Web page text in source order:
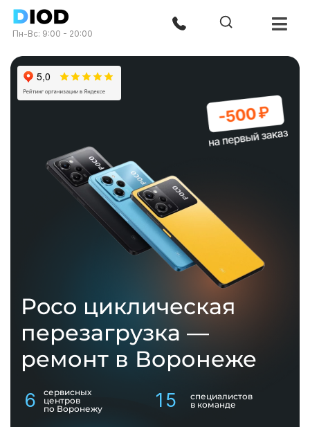
Пн-Вс: 9:00 - 20:00
Poco циклическая
перезагрузка —
ремонт в Воронеже
6
сервисных
центров
по Воронежу
15
специалистов
в команде